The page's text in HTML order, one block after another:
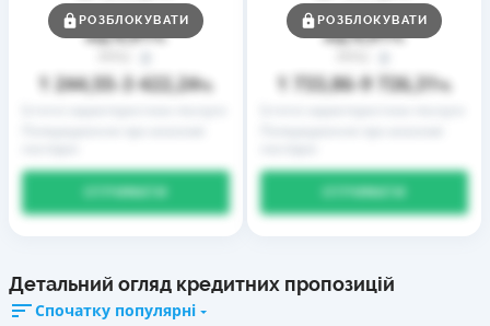
Ставка
від0,01%
1 244,55– 3 422,24%
ОТРИМАТИ
РОЗБЛОКУВАТИ
Ставка
від0,01%
1 733,86– 9 726,31%
ОТРИМАТИ
РОЗБЛОКУВАТИ
Детальний огляд кредитних пропозицій
Спочатку популярні